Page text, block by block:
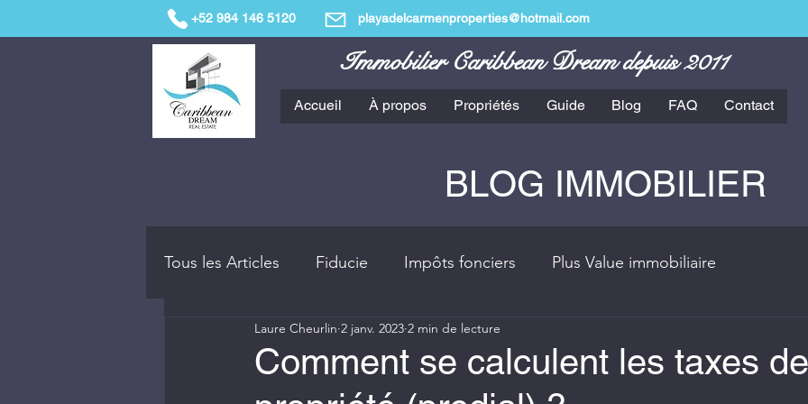
+52 984 146 5120 playadelcarmenproperties@hotmail.com
Immobilier Caribbean Dream depuis 2011
Accueil À propos Propriétés Guide Blog FAQ Contact
BLOG IMMOBILIER
Tous les Articles Fiducie Impôts fonciers Plus Value immobiliaire
Playa del Carmen et la Riviera Maya Financement
Comment se calculent les taxes de
Laure Cheurlin 2 janv. 2023 2 min de lecture